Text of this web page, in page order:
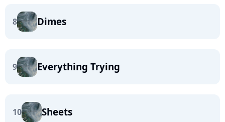
8 Dimes
9 Everything Trying
10 Sheets